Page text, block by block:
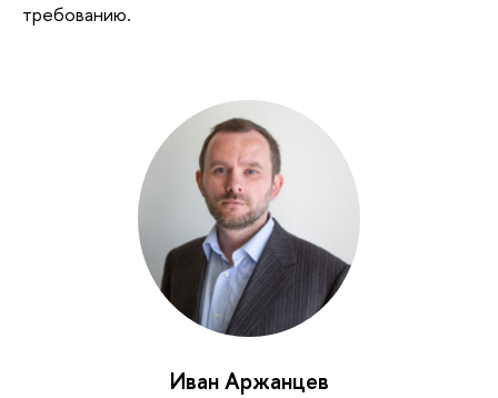
требованию.
Иван Аржанцев